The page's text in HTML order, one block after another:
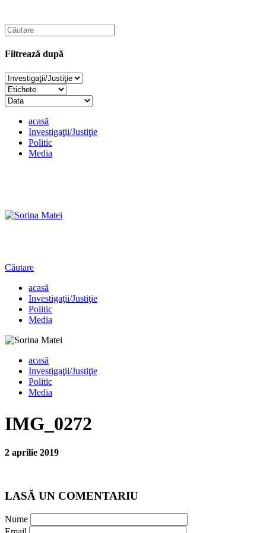
Filtrează după
acasă
Investigaţii/Justiţie
Politic
Media
Căutare
acasă
Investigaţii/Justiţie
Politic
Media
acasă
Investigaţii/Justiţie
Politic
Media
IMG_0272
2 aprilie 2019
LASĂ UN COMENTARIU
Nume